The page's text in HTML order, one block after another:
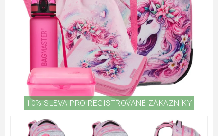
10% SLEVA PRO REGISTROVANÉ ZÁKAZNÍKY